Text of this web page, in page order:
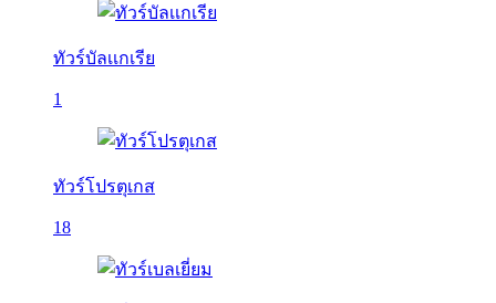
ทัวร์บัลเเกเรีย
1
ทัวร์โปรตุเกส
18